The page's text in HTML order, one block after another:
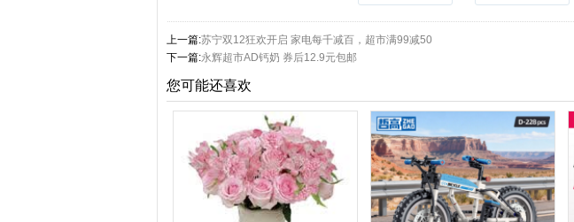
上一篇:苏宁双12狂欢开启 家电每千减百，超市满99减50
下一篇:永辉超市AD钙奶 券后12.9元包邮
您可能还喜欢